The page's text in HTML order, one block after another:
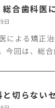
総合歯科医
日
による矯正
今回は、総
と切らない